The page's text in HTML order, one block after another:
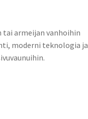
armeijan vanhoihin
moderni teknologia ja